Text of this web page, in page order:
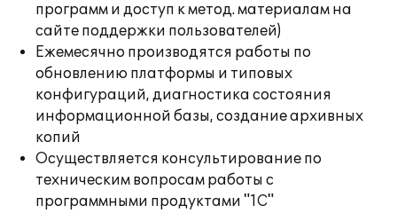
программ и доступ к метод. материалам на
сайте поддержки пользователей)
Ежемесячно производятся работы по
обновлению платформы и типовых
конфигураций, диагностика состояния
информационной базы, создание архивных
копий
Осуществляется консультирование по
техническим вопросам работы с
программными продуктами "1С"